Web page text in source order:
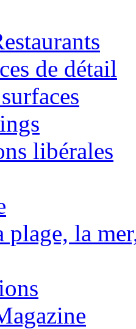
de détail
libérales
plage, la